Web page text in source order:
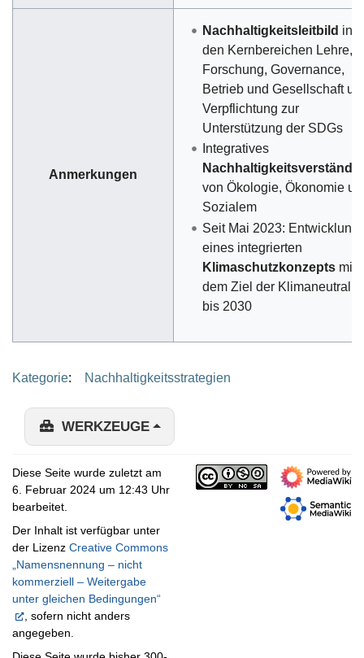
Anmerkungen
Nachhaltigkeitsleitbild in
den Kernbereichen Lehre,
Forschung, Governance,
Betrieb und Gesellschaft
Verpflichtung zur
Unterstützung der SDGs
Integratives
von Ökologie, Ökonomie
Sozialem
Seit Mai 2023: Entwicklung
eines integrierten
Klimaschutzkonzeptsmit
dem Ziel der
bis 2030
Kategorie: Nachhaltigkeitsstrategien
WERKZEUGE
Diese Seite wurde zuletzt am
6. Februar 2024 um 12:43 Uhr
bearbeitet.
Der Inhalt ist verfügbar unter
der Lizenz Creative Commons
„Namensnennung – nicht
kommerziell – Weitergabe
unter gleichen Bedingungen“
, sofern nicht anders
angegeben.